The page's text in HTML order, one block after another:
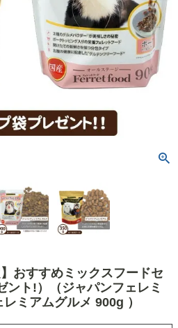
おすすめミックスフードセ
ント!）（ジャパンフェレミ
ミアムグルメ 900g ）